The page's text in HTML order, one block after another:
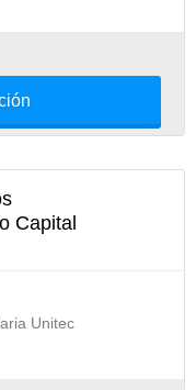
Capital
Unitec